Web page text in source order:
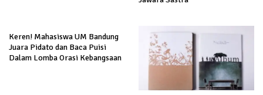
Keren! Mahasiswa UM Bandung
Juara Pidato dan Baca Puisi
Dalam Lomba Orasi Kebangsaan